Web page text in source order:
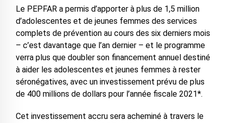
Le PEPFAR a permis d’apporter à plus de 1,5 million
d’adolescentes et de jeunes femmes des services
complets de prévention au cours des six derniers mois
– c’est davantage que l’an dernier – et le programme
verra plus que doubler son financement annuel destiné
à aider les adolescentes et jeunes femmes à rester
séronégatives, avec un investissement prévu de plus
de 400 millions de dollars pour l’année fiscale 2021*.
Cet investissement accru sera acheminé à travers le